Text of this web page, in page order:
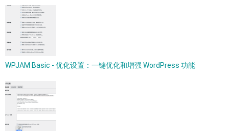
WPJAM Basic - 优化设置：一键优化和增强 WordPress 功能